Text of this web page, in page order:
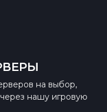
на выбор,
нашу игровую